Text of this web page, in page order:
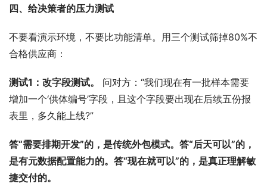
四、给决策者的压力测试
不要看演示环境，不要比功能清单。用三个测试筛掉80%不
合格供应商：
测试1：改字段测试。
问对方：“我们现在有一批样本需要
增加一个‘供体编号’字段，且这个字段要出现在后续五份报
表里，多久能上线?”
答“需要排期开发”的，是传统外包模式。答“后天可以”的，
是有元数据配置能力的。答“现在就可以”的，是真正理解敏
捷交付的。